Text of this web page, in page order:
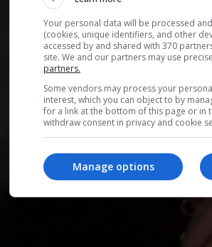
Your personal data will be processed
(cookies, unique identifiers, and other
accessed by and shared with 370
site. We and our partners may use
partners.
Some vendors may process your
interest, which you can object to by
for a link at the bottom of this page or in
withdraw consent in privacy and cookie
Manage options